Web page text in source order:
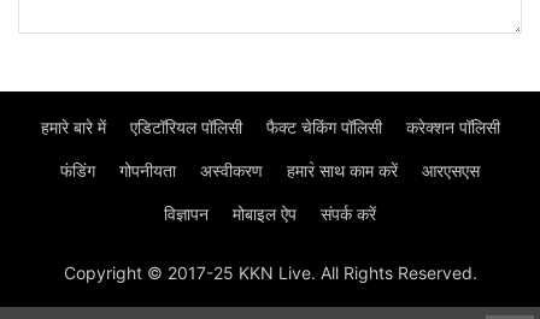
हमारे बारे में एडिटॉरियल पॉलिसी फैक्ट चेकिंग पॉलिसी करेक्शन पॉलिसी
फंडिंग गोपनीयता अस्वीकरण हमार॓ साथ काम करें आरएसएस
विज्ञापन मोबाइल ऐप संपर्क करें
Copyright © 2017-25 KKN Live. All Rights Reserved.